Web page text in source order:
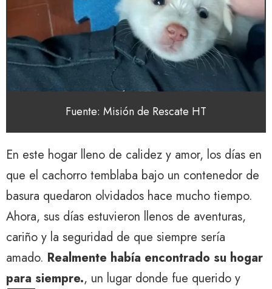
Fuente: Misión de Rescate HT
En este hogar lleno de calidez y amor, los días en
que el cachorro temblaba bajo un contenedor de
basura quedaron olvidados hace mucho tiempo.
Ahora, sus días estuvieron llenos de aventuras,
cariño y la seguridad de que siempre sería
amado. Realmente había encontrado su hogar
para siempre., un lugar donde fue querido y